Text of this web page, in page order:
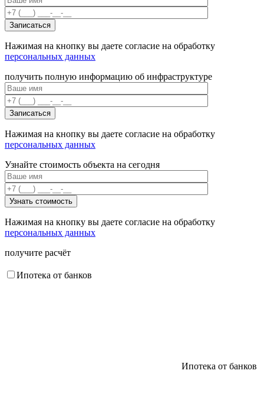
Нажимая на кнопку вы даете согласие на обработку
персональных данных
получить полную информацию об инфраструктуре
Нажимая на кнопку вы даете согласие на обработку
персональных данных
Узнайте стоимость объекта на сегодня
Нажимая на кнопку вы даете согласие на обработку
персональных данных
получите расчёт
Ипотека от банков
Ипотека от банков